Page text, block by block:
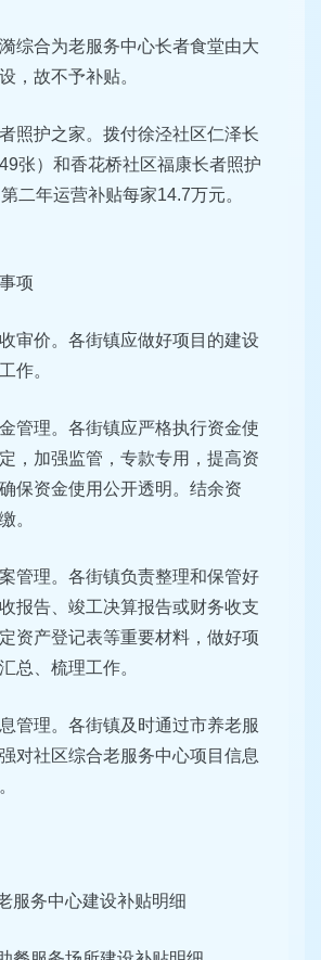
综合为老服务中心长者食堂由大
，故不予补贴。
者照护之家。拨付徐泾社区仁泽长
张）和香花桥社区福康长者照护
二年运营补贴每家14.7万元。
项
收审价。各街镇应做好项目的建设
作。
金管理。各街镇应严格执行资金使
，加强监管，专款专用，提高资
保资金使用公开透明。结余资
。
案管理。各街镇负责整理和保管好
报告、竣工决算报告或财务收支
资产登记表等重要材料，做好项
总、梳理工作。
息管理。各街镇及时通过市养老服
对社区综合老服务中心项目信息
服务中心建设补贴明细